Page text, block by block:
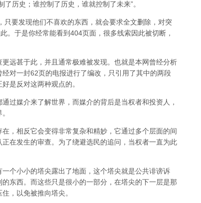
历史；谁控制了历史，谁就控制了未来”。
要发现他们不喜欢的东西，就会要求全文删除，对突
。于是你经常能看到404页面， 很多线索因此被切断，
远甚于此，并且通常极难被发现。 也就是本网曾经分析
经对一封62页的电报进行了编改，只引用了其中的两段
是反对这两种观点的。
过媒介来了解世界，而媒介的背后是当权者和投资人，
，相反它会变得非常复杂和精妙，它通过多个层面的间
在发生的审查。为了绕避选民的追问，当权者一直为此
个小小的塔尖露出了地面，这个塔尖就是公共诽谤诉
东西。而这些只是很小的一部分，在塔尖的下一层是那
，以免被推向塔尖。